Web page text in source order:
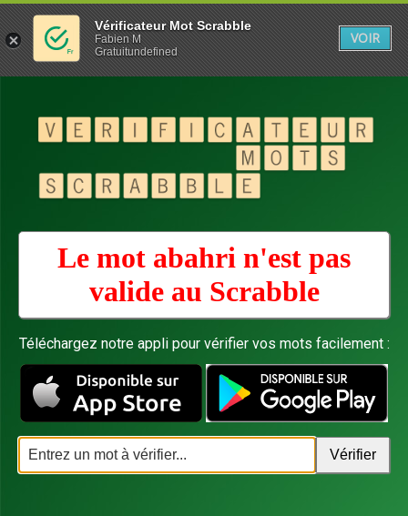
Le mot abahri n'est pas
valide au Scrabble
Téléchargez notre appli pour vérifier vos mots facilement :
Vérificateur Mot Scrabble
Fabien M
Gratuitundefined
VOIR